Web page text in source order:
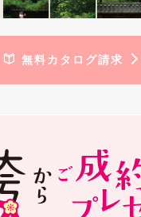
無料カタログ請求